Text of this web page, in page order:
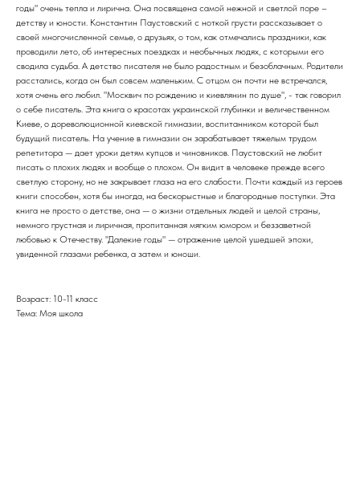
годы" очень тепла и лирична. Она посвящена самой нежной и светлой поре –
детству и юности. Константин Паустовский с ноткой грусти рассказывает о
своей многочисленной семье, о друзьях, о том, как отмечались праздники, как
проводили лето, об интересных поездках и необычных людях, с которыми его
сводила судьба. А детство писателя не было радостным и безоблачным. Родители
расстались, когда он был совсем маленьким. С отцом он почти не встречался,
хотя очень его любил. "Москвич по рождению и киевлянин по душе", - так говорил
о себе писатель. Эта книга о красотах украинской глубинки и величественном
Киеве, о дореволюционной киевской гимназии, воспитанником которой был
будущий писатель. На учение в гимназии он зарабатывает тяжелым трудом
репетитора — дает уроки детям купцов и чиновников. Паустовский не любит
писать о плохих людях и вообще о плохом. Он видит в человеке прежде всего
светлую сторону, но не закрывает глаза на его слабости. Почти каждый из героев
книги способен, хотя бы иногда, на бескорыстные и благородные поступки. Эта
книга не просто о детстве, она — о жизни отдельных людей и целой страны,
немного грустная и лиричная, пропитанная мягким юмором и беззаветной
любовью к Отечеству. "Далекие годы" — отражение целой ушедшей эпохи,
увиденной глазами ребенка, а затем и юноши.
Возраст: 10-11 класс
Тема: Моя школа